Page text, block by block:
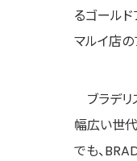
るゴール
マルイ店
ブラデリ
幅広い世
でも、